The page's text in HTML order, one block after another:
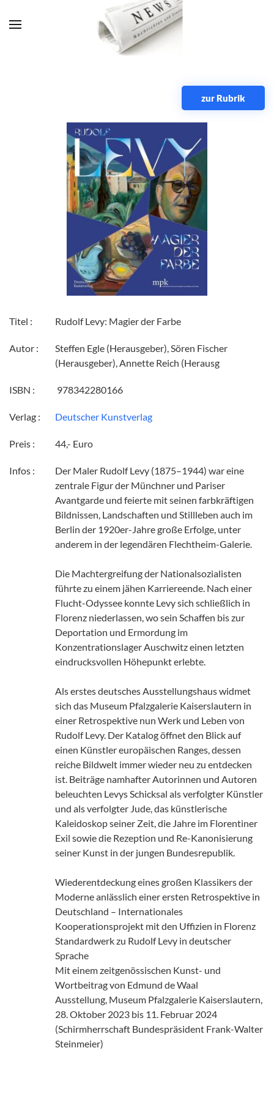
Zum Hauptinhalt springen
zur Rubrik
Titel : Rudolf Levy: Magier der Farbe
Autor :
Steffen Egle (Herausgeber), Sören Fischer
(Herausgeber), Annette Reich (Herausg
ISBN : ‎ 978342280166
Verlag : Deutscher Kunstverlag
Preis : 44,- Euro
Infos :
Der Maler Rudolf Levy (1875–1944) war eine
zentrale Figur der Münchner und Pariser
Avantgarde und feierte mit seinen farbkräftigen
Bildnissen, Landschaften und Stillleben auch im
Berlin der 1920er-Jahre große Erfolge, unter
anderem in der legendären Flechtheim-Galerie.
Die Machtergreifung der Nationalsozialisten
führte zu einem jähen Karriereende. Nach einer
Flucht-Odyssee konnte Levy sich schließlich in
Florenz niederlassen, wo sein Schaffen bis zur
Deportation und Ermordung im
Konzentrationslager Auschwitz einen letzten
eindrucksvollen Höhepunkt erlebte.
Als erstes deutsches Ausstellungshaus widmet
sich das Museum Pfalzgalerie Kaiserslautern in
einer Retrospektive nun Werk und Leben von
Rudolf Levy. Der Katalog öffnet den Blick auf
einen Künstler europäischen Ranges, dessen
reiche Bildwelt immer wieder neu zu entdecken
ist. Beiträge namhafter Autorinnen und Autoren
beleuchten Levys Schicksal als verfolgter Künstler
und als verfolgter Jude, das künstlerische
Kaleidoskop seiner Zeit, die Jahre im Florentiner
Exil sowie die Rezeption und Re-Kanonisierung
seiner Kunst in der jungen Bundesrepublik.
Wiederentdeckung eines großen Klassikers der
Moderne anlässlich einer ersten Retrospektive in
Deutschland – Internationales
Kooperationsprojekt mit den Uffizien in Florenz
Standardwerk zu Rudolf Levy in deutscher
Sprache
Mit einem zeitgenössischen Kunst- und
Wortbeitrag von Edmund de Waal
Ausstellung, Museum Pfalzgalerie Kaiserslautern,
28. Oktober 2023 bis 11. Februar 2024
(Schirmherrschaft Bundespräsident Frank-Walter
Steinmeier)